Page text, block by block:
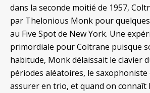
dans la seconde moitié de 1957,
par Thelonious Monk pour
au Five Spot de New York. Une
primordiale pour Coltrane puisque
habitude, Monk délaissait le clavier
périodes aléatoires, le saxophoniste
assurer en trio, et quand on connaît